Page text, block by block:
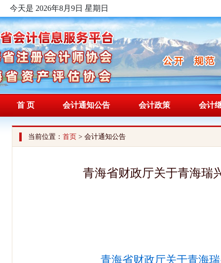
今天是 2026年8月9日 星期日
首 页 会计通知公告 会计政策 会计
当前位置： 首页 > 会计通知公告
青海省财政厅关于青海瑞
青海省财政厅关于青海